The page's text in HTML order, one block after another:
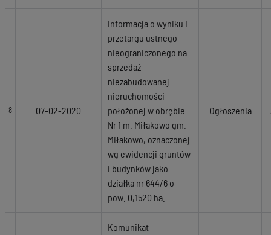
8 07-02-2020
Informacja o wyniku I
przetargu ustnego
nieograniczonego na
sprzedaż
niezabudowanej
nieruchomości
położonej w obrębie
Nr 1 m. Miłakowo gm.
Miłakowo, oznaczonej
wg ewidencji gruntów
i budynków jako
działka nr 644/6 o
pow. 0,1520 ha.
Ogłoszenia
Komunikat